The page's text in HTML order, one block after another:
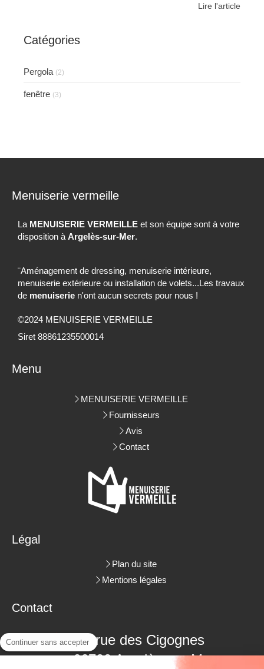
Lire l'article
Catégories
Pergola (2)
fenêtre (3)
Menuiserie vermeille
La MENUISERIE VERMEILLE et son équipe sont à votre
disposition à Argelès-sur-Mer.
¨Aménagement de dressing, menuiserie intérieure,
menuiserie extérieure ou installation de volets...Les travaux
de menuiserie n'ont aucun secrets pour nous !
©2024 MENUISERIE VERMEILLE
Siret 88861235500014
Menu
MENUISERIE VERMEILLE
Fournisseurs
Avis
Contact
Légal
Plan du site
Mentions légales
Contact
3 rue des Cigognes
66700 Argelès-sur-Mer
Continuer sans accepter